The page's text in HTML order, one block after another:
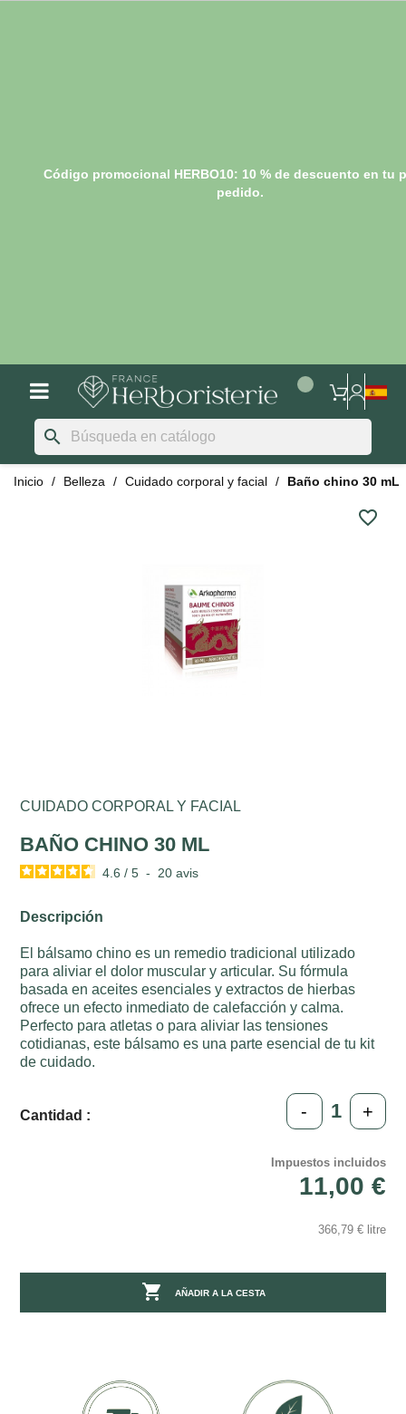
Código promocional HERBO10: 10 % de descuento en tu
pedido.
search
Inicio Belleza Cuidado corporal y facial Baño chino 30 mL
favorite_border
CUIDADO CORPORAL Y FACIAL
BAÑO CHINO 30 ML
4.6 / 5 - 20avis
Descripción
El bálsamo chino es un remedio tradicional utilizado
para aliviar el dolor muscular y articular. Su fórmula
basada en aceites esenciales y extractos de hierbas
ofrece un efecto inmediato de calefacción y calma.
Perfecto para atletas o para aliviar las tensiones
cotidianas, este bálsamo es una parte esencial de tu kit
de cuidado.
Cantidad : - +
Impuestos incluidos
11,00 €
366,79 € litre
 AÑADIR A LA CESTA